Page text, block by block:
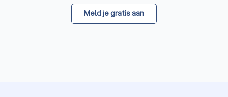
Meld je gratis aan